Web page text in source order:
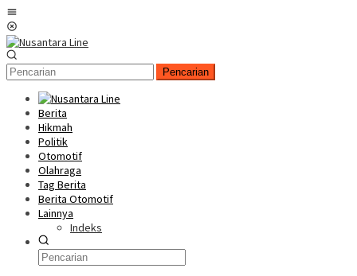
Loncat
ke
konten
Pencarian
Berita
Hikmah
Politik
Otomotif
Olahraga
Tag Berita
Berita Otomotif
Lainnya
Indeks